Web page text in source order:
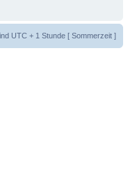
UTC + 1 Stunde [ Sommerzeit ]